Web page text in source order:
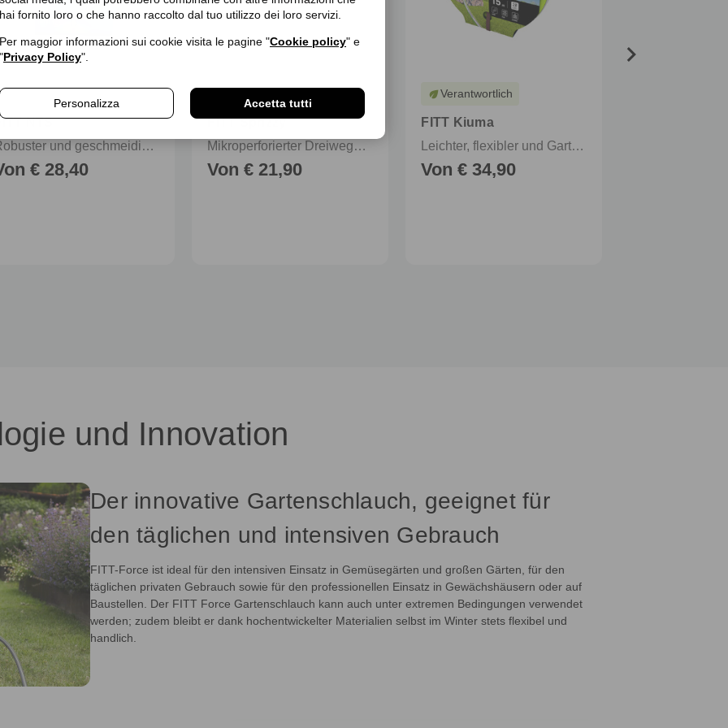
hai fornito loro o che hanno raccolto dal tuo utilizzo dei loro servizi.
Per maggior informazioni sui cookie visita le pagine "Cookie policy" e
"Privacy Policy".
Personalizza Accetta tutti
NTS
Robuster und geschmeidiger Gartenschlauch für intensive Nutzung
€ 28,40
FITT Sprizzy
Mikroperforierter Dreiwegeschlauch für Strahl- oder Imprägnierungsbewässerung
Von € 21,90
ecoVerantwortlich
FITT Kiuma
Leichter, flexibler und Gartenschlauch für einen täglichen und intensiven Gebrauch
Von € 34,90
und Innovation
Der innovative Gartenschlauch, geeignet für
den täglichen und intensiven Gebrauch
FITT-Force ist ideal für den intensiven Einsatz in Gemüsegärten und großen Gärten, für den
täglichen privaten Gebrauch sowie für den professionellen Einsatz in Gewächshäusern oder auf
Baustellen. Der FITT Force Gartenschlauch kann auch unter extremen Bedingungen verwendet
werden; zudem bleibt er dank hochentwickelter Materialien selbst im Winter stets flexibel und
handlich.